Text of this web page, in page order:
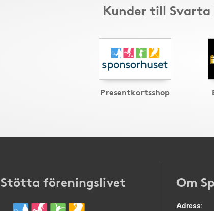
Kunder till
Presentkortsshop
Stötta föreningslivet Om
Adress: